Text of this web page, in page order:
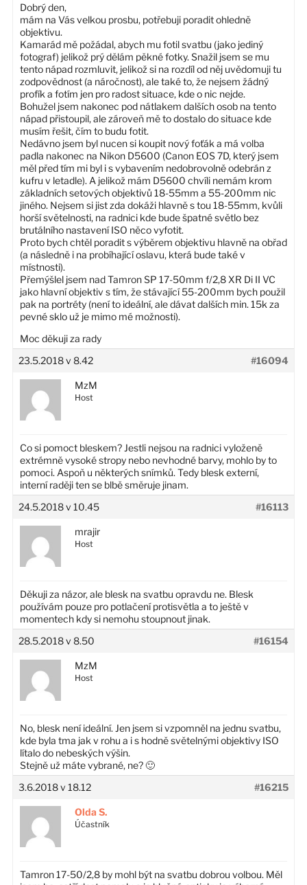
Dobrý den,
mám na Vás velkou prosbu, potřebuji poradit ohledně
objektivu.
Kamarád mě požádal, abych mu fotil svatbu (jako jediný
fotograf) jelikož prý dělám pěkné fotky. Snažil jsem se mu
tento nápad rozmluvit, jelikož si na rozdíl od něj uvědomuji tu
zodpovědnost (a náročnost), ale také to, že nejsem žádný
profík a fotím jen pro radost situace, kde o nic nejde.
Bohužel jsem nakonec pod nátlakem dalších osob na tento
nápad přistoupil, ale zároveň mě to dostalo do situace kde
musím řešit, čím to budu fotit.
Nedávno jsem byl nucen si koupit nový foťák a má volba
padla nakonec na Nikon D5600 (Canon EOS 7D, který jsem
měl před tím mi byl i s vybavením nedobrovolně odebrán z
kufru v letadle). A jelikož mám D5600 chvíli nemám krom
základních setových objektivů 18-55mm a 55-200mm nic
jiného. Nejsem si jist zda dokáži hlavně s tou 18-55mm, kvůli
horší světelnosti, na radnici kde bude špatné světlo bez
brutálního nastavení ISO něco vyfotit.
Proto bych chtěl poradit s výběrem objektivu hlavně na obřad
(a následně i na probíhající oslavu, která bude také v
místnosti).
Přemýšlel jsem nad Tamron SP 17-50mm f/2,8 XR Di II VC
jako hlavní objektiv s tím, že stávající 55-200mm bych použil
pak na portréty (není to ideální, ale dávat dalších min. 15k za
pevné sklo už je mimo mé možnosti).
Moc děkuji za rady
23.5.2018 v 8.42
#16094
MzM
Host
Co si pomoct bleskem? Jestli nejsou na radnici vyloženě
extrémně vysoké stropy nebo nevhodné barvy, mohlo by to
pomoci. Aspoň u některých snímků. Tedy blesk externí,
interní raději ten se blbě směruje jinam.
24.5.2018 v 10.45
#16113
mrajir
Host
Děkuji za názor, ale blesk na svatbu opravdu ne. Blesk
používám pouze pro potlačení protisvětla a to ještě v
momentech kdy si nemohu stoupnout jinak.
28.5.2018 v 8.50
#16154
MzM
Host
No, blesk není ideální. Jen jsem si vzpomněl na jednu svatbu,
kde byla tma jak v rohu a i s hodně světelnými objektivy ISO
lítalo do nebeských výšin.
Stejně už máte vybrané, ne? 🙂
3.6.2018 v 18.12
#16215
Olda S.
Účastník
Tamron 17-50/2,8 by mohl být na svatbu dobrou volbou. Měl